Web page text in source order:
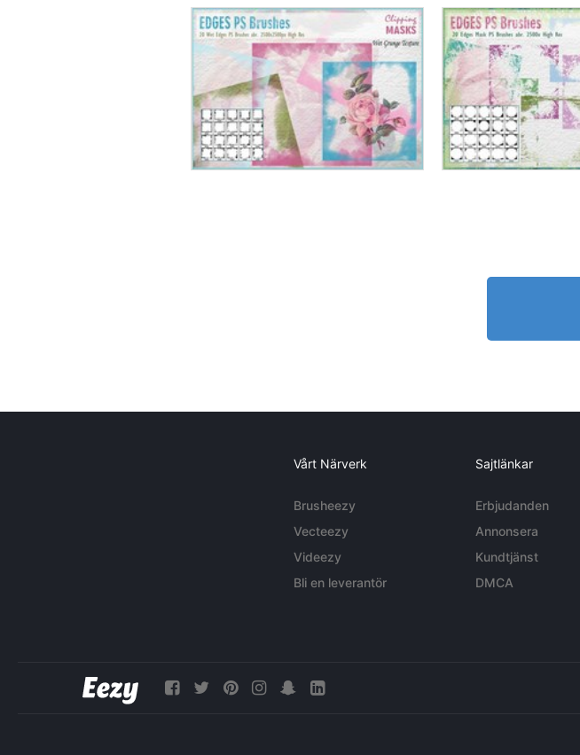
Vårt Närverk
Brusheezy
Vecteezy
Videezy
Bli en leverantör
Sajtlänkar
Erbjudanden
Annonsera
Kundtjänst
DMCA